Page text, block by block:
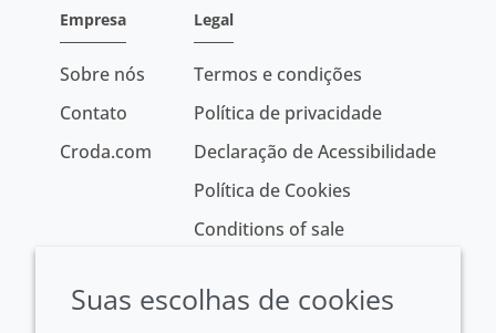
Empresa
Sobre nós
Contato
Croda.com
Legal
Termos e condições
Política de privacidade
Declaração de Acessibilidade
Política de Cookies
Conditions of sale
Suas escolhas de cookies